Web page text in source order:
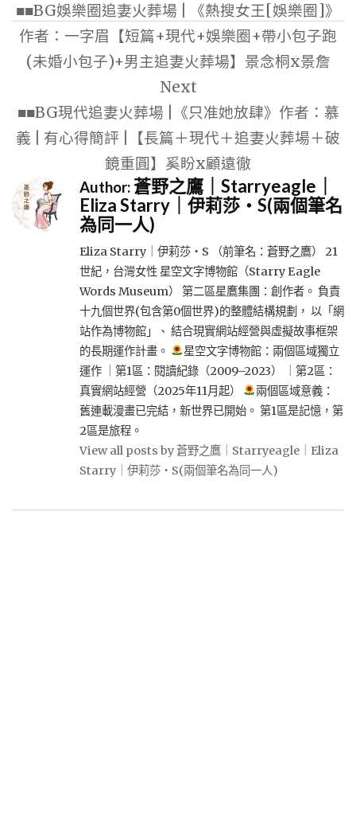
導
覽
■■BG娛樂圈追妻火葬場 | 《熱搜女王[娛樂圈]》
作者：一字眉【短篇+現代+娛樂圈+帶小包子跑
(未婚小包子)+男主追妻火葬場】景念桐x景詹
Next
■■BG現代追妻火葬場 |《只准她放肆》作者：慕
義 | 有心得簡評 |【長篇＋現代＋追妻火葬場＋破
鏡重圓】奚盼x顧遠徹
Author:蒼野之鷹｜Starryeagle｜
Eliza Starry｜伊莉莎・S(兩個筆名
為同一人)
Eliza Starry｜伊莉莎・S （前筆名：蒼野之鷹） 21
世紀，台灣女性 星空文字博物館（Starry Eagle
Words Museum） 第二區星鷹集團：創作者。 負責
十九個世界(包含第0個世界)的整體結構規劃， 以「網
站作為博物館」、 結合現實網站經營與虛擬故事框架
的長期運作計畫。
星空文字博物館：兩個區域獨立
運作 ｜第1區：閱讀紀錄（2009–2023） ｜第2區：
真實網站經營（2025年11月起）
兩個區域意義：
舊連載漫畫已完結，新世界已開始。 第1區是記憶，第
2區是旅程。
View all posts by 蒼野之鷹｜Starryeagle｜Eliza
Starry｜伊莉莎・S(兩個筆名為同一人)